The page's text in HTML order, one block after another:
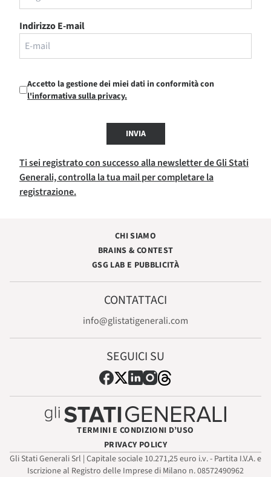
Indirizzo E-mail
Accetto la gestione dei miei dati in conformità con
l'informativa sulla privacy.
INVIA
Ti sei registrato con successo alla newsletter de Gli Stati
Generali, controlla la tua mail per completare la
registrazione.
CHI SIAMO
BRAINS & CONTEST
GSG LAB E PUBBLICITÀ
CONTATTACI
info@glistatigenerali.com
SEGUICI SU
TERMINI E CONDIZIONI D’USO
PRIVACY POLICY
Gli Stati Generali Srl | Capitale sociale 10.271,25 euro i.v. - Partita I.V.A. e
Iscrizione al Registro delle Imprese di Milano n. 08572490962